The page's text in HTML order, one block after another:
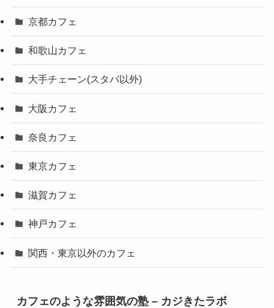
京都カフェ
和歌山カフェ
大手チェーン(スタバ以外)
大阪カフェ
奈良カフェ
東京カフェ
滋賀カフェ
神戸カフェ
関西・東京以外のカフェ
カフェのような雰囲気の塾 – カジきたラボ